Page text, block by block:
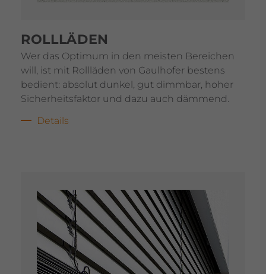
ROLL­LÄDEN
Wer das Optimum in den meisten Berei­chen
will, ist mit Roll­läden von Gaul­hofer bestens
bedient: absolut dunkel, gut dimmbar, hoher
Sicher­heits­faktor und dazu auch dämmend.
Details